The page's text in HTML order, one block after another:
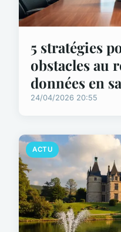
5 stratégies
obstacles au
données en
24/04/2026 20:55
ACTU